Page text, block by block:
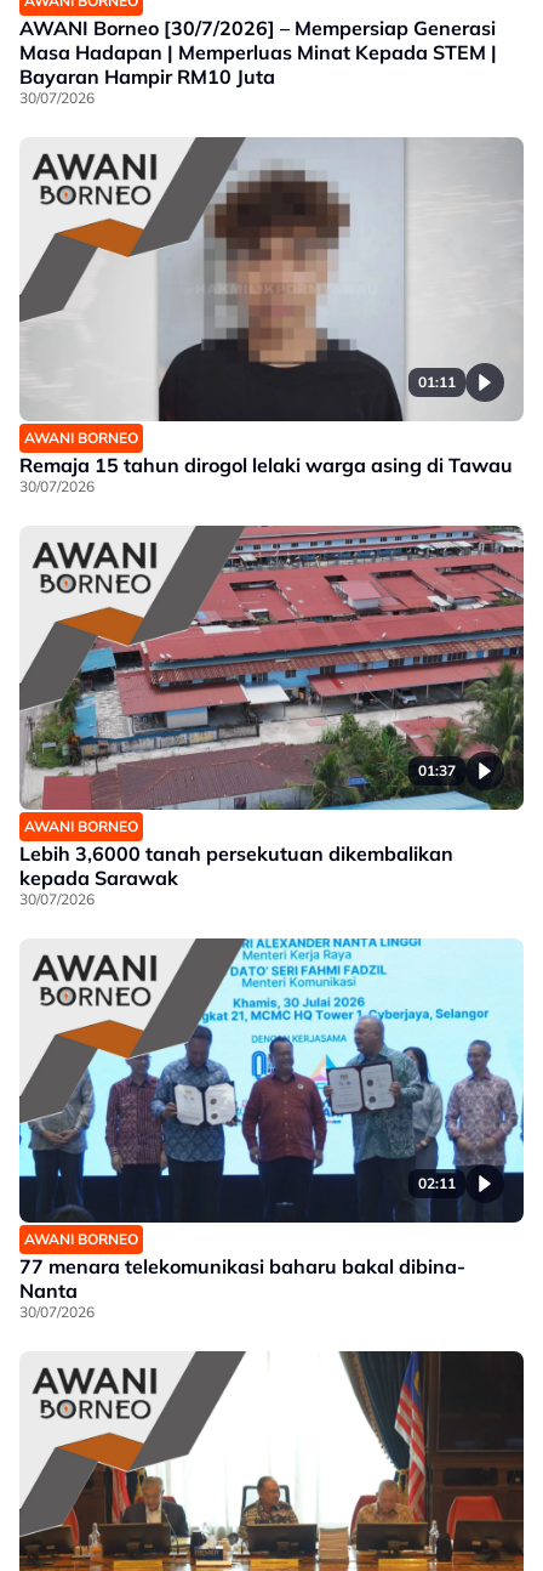
AWANI Borneo [30/7/2026] – Mempersiap Generasi
Masa Hadapan | Memperluas Minat Kepada STEM |
Bayaran Hampir RM10 Juta
30/07/2026
01:11
AWANI BORNEO
Remaja 15 tahun dirogol lelaki warga asing di Tawau
30/07/2026
01:37
AWANI BORNEO
Lebih 3,6000 tanah persekutuan dikembalikan
kepada Sarawak
30/07/2026
02:11
AWANI BORNEO
77 menara telekomunikasi baharu bakal dibina-
Nanta
30/07/2026